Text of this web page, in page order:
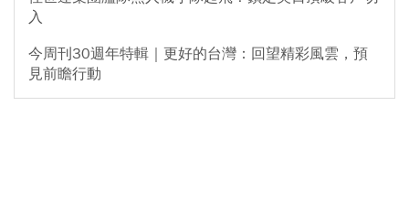
入
今周刊30週年特輯｜更好的台灣：回望精彩風雲，預
見前瞻行動